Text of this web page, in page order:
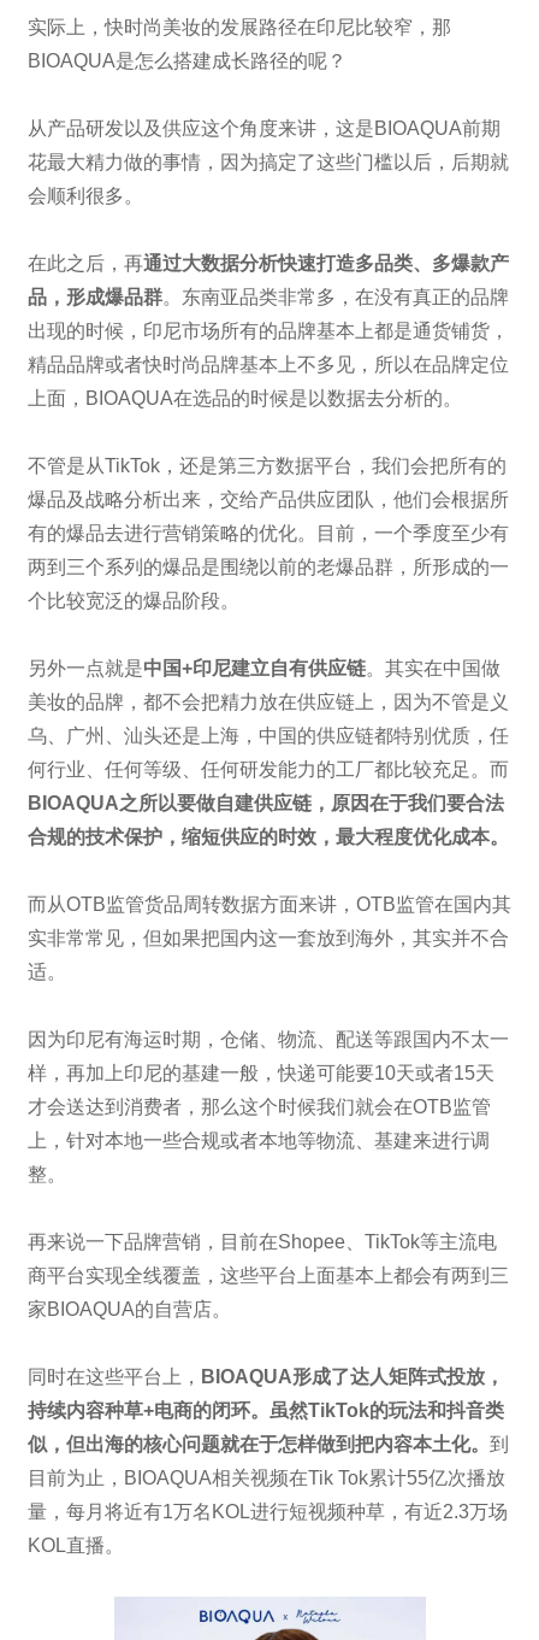
实际上，快时尚美妆的发展路径在印尼比较窄，那
BIOAQUA是怎么搭建成长路径的呢？
从产品研发以及供应这个角度来讲，这是BIOAQUA前期
花最大精力做的事情，因为搞定了这些门槛以后，后期就
会顺利很多。
在此之后，再通过大数据分析快速打造多品类、多爆款产
品，形成爆品群。东南亚品类非常多，在没有真正的品牌
出现的时候，印尼市场所有的品牌基本上都是通货铺货，
精品品牌或者快时尚品牌基本上不多见，所以在品牌定位
上面，BIOAQUA在选品的时候是以数据去分析的。
不管是从TikTok，还是第三方数据平台，我们会把所有的
爆品及战略分析出来，交给产品供应团队，他们会根据所
有的爆品去进行营销策略的优化。目前，一个季度至少有
两到三个系列的爆品是围绕以前的老爆品群，所形成的一
个比较宽泛的爆品阶段。
另外一点就是中国+印尼建立自有供应链。其实在中国做
美妆的品牌，都不会把精力放在供应链上，因为不管是义
乌、广州、汕头还是上海，中国的供应链都特别优质，任
何行业、任何等级、任何研发能力的工厂都比较充足。而
BIOAQUA之所以要做自建供应链，原因在于我们要合法
合规的技术保护，缩短供应的时效，最大程度优化成本。
而从OTB监管货品周转数据方面来讲，OTB监管在国内其
实非常常见，但如果把国内这一套放到海外，其实并不合
适。
因为印尼有海运时期，仓储、物流、配送等跟国内不太一
样，再加上印尼的基建一般，快递可能要10天或者15天
才会送达到消费者，那么这个时候我们就会在OTB监管
上，针对本地一些合规或者本地等物流、基建来进行调
整。
再来说一下品牌营销，目前在Shopee、TikTok等主流电
商平台实现全线覆盖，这些平台上面基本上都会有两到三
家BIOAQUA的自营店。
同时在这些平台上， BIOAQUA形成了达人矩阵式投放，
持续内容种草+电商的闭环。虽然TikTok的玩法和抖音类
似，但出海的核心问题就在于怎样做到把内容本土化。 到
目前为止，BIOAQUA相关视频在Tik Tok累计55亿次播放
量，每月将近有1万名KOL进行短视频种草，有近2.3万场
KOL直播。